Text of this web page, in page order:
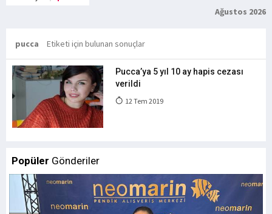
Ağustos 2026
pucca Etiketi için bulunan sonuçlar
Pucca’ya 5 yıl 10 ay hapis cezası
verildi
12 Tem 2019
Popüler Gönderiler